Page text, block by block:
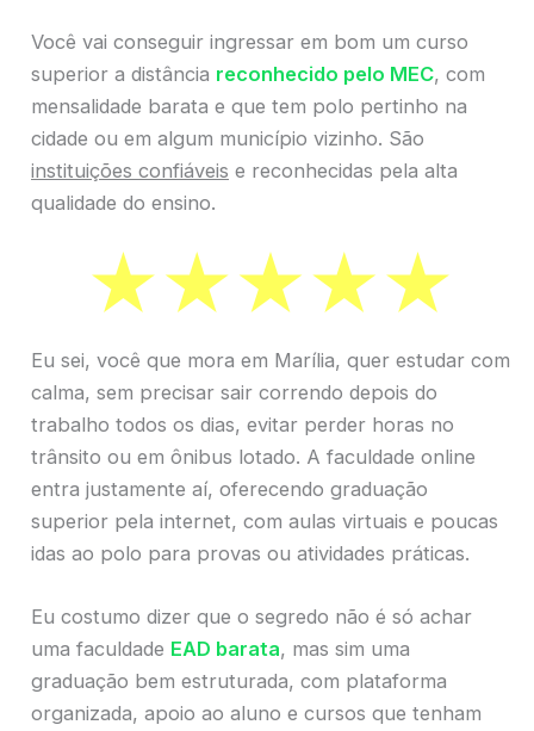
Você vai conseguir ingressar em bom um curso
superior a distância reconhecido pelo MEC, com
mensalidade barata e que tem polo pertinho na
cidade ou em algum município vizinho. São
instituições confiáveis e reconhecidas pela alta
qualidade do ensino.
Eu sei, você que mora em Marília, quer estudar com
calma, sem precisar sair correndo depois do
trabalho todos os dias, evitar perder horas no
trânsito ou em ônibus lotado. A faculdade online
entra justamente aí, oferecendo graduação
superior pela internet, com aulas virtuais e poucas
idas ao polo para provas ou atividades práticas.
Eu costumo dizer que o segredo não é só achar
uma faculdade EAD barata, mas sim uma
graduação bem estruturada, com plataforma
organizada, apoio ao aluno e cursos que tenham